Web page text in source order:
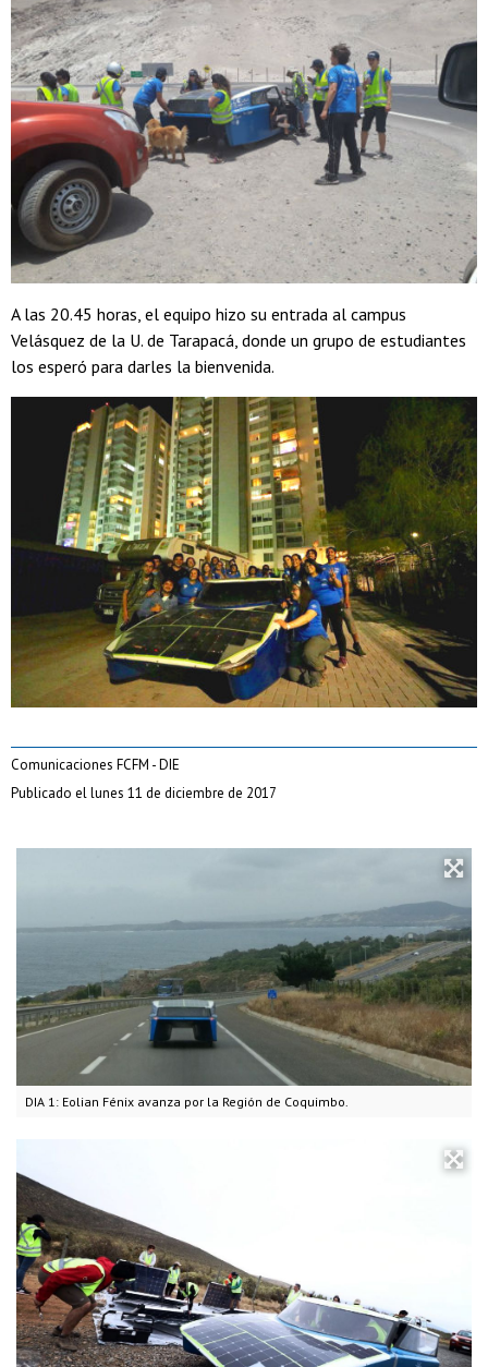
DIA 1: Eolian Fénix avanza por la Región de Coquimbo.
A las 20.45 horas, el equipo hizo su entrada al campus
Velásquez de la U. de Tarapacá, donde un grupo de estudiantes
los esperó para darles la bienvenida.
Comunicaciones FCFM - DIE
Publicado el lunes 11 de diciembre de 2017